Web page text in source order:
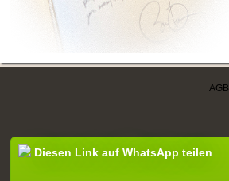
AGB
Diesen Link auf WhatsApp teilen